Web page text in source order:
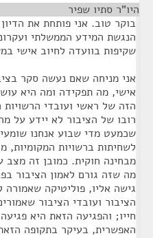
היו"ר סתיו שפיר
בוקר טוב. אני פותחת את
הנגשת המידע הממשלתי
שקיפות בוועדה לחיוב אישי
אני מניחה שאם נעשה סקר
אישי, מה תפקידה ומה היא
הזה של ראשי ועובדי הרשויות
רובו של הציבור לא יידע על
שכמעט מדי שבוע אנחנו
לשחיתות ברשויות המקומיות,
מבחינה חוקית. כמובן זה מצב
מה שזה גורם לאמון הציבור
גישה אליו, פוליטיקה שאמורה
הציבור ועובדי הציבור
חייו; והפגיעה הזאת היא
האפשרית, בעיקר בתקופה